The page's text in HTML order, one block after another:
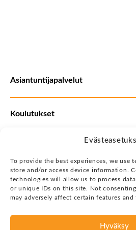
To provide the best experiences, we use
store and/or access device information.
technologies will allow us to process
or unique IDs on this site. Not
may adversely affect certain features and
Hyväksy
Asiantuntijapalvelut
Koulutukset